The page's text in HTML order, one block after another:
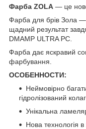
Фарба ZOLA — це нове
Фарба для брів Зола
щадний результат
DMAMP ULTRA PC.
Фарба дає яскравий
фарбування.
ОСОБЕННОСТИ:
Неймовірно
гідролізований
Унікальна
Нова технологія в